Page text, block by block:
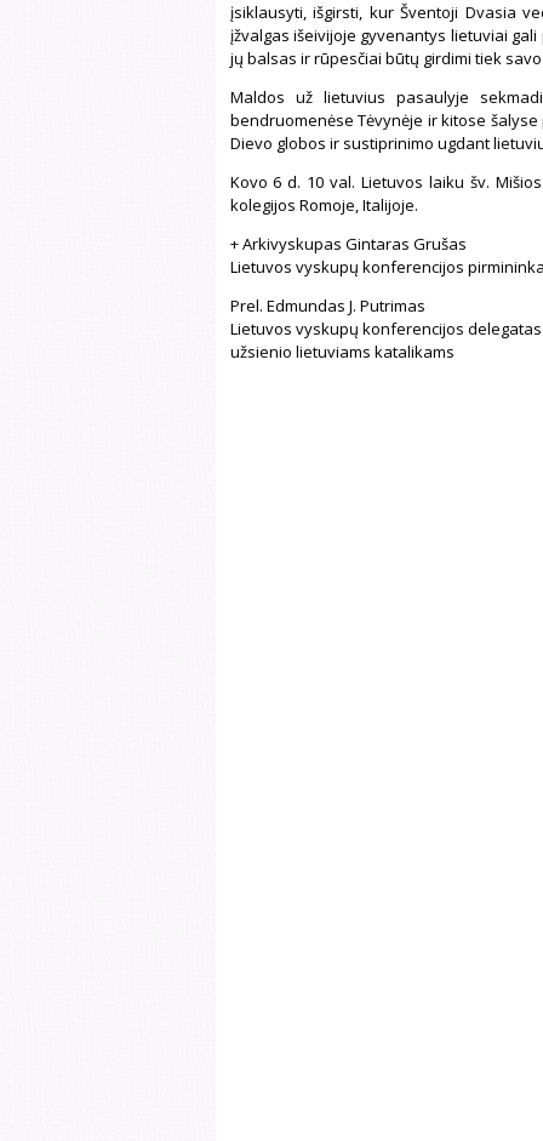
įsiklausyti, išgirsti, kur Šventoji Dvasia
įžvalgas išeivijoje gyvenantys lietuviai
jų balsas ir rūpesčiai būtų girdimi tiek
Maldos už lietuvius pasaulyje
bendruomenėse Tėvynėje ir kitose
Dievo globos ir sustiprinimo ugdant
Kovo 6 d. 10 val. Lietuvos laiku šv.
kolegijos Romoje, Italijoje.
+ Arkivyskupas Gintaras Grušas
Lietuvos vyskupų konferencijos
Prel. Edmundas J. Putrimas
Lietuvos vyskupų konferencijos delegatas
užsienio lietuviams katalikams